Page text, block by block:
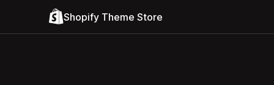
Shopify Theme Store